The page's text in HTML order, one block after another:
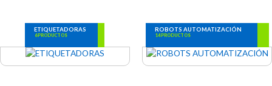
ETIQUETADORAS
6 PRODUCTOS
ROBOTS AUTOMATIZACIÓN
14 PRODUCTOS